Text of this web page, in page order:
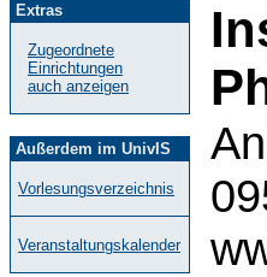
Extras
Zugeordnete
Einrichtungen
auch anzeigen
Außerdem im UnivIS
Vorlesungsverzeichnis
Veranstaltungskalender